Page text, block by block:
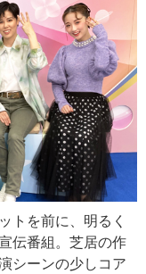
トを前に、明るく
伝番組。芝居の作
シーンの少しコア